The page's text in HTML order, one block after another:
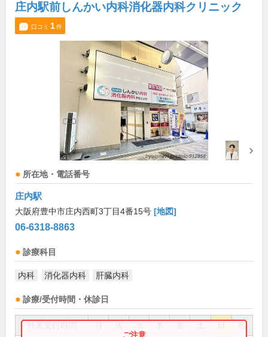
庄内駅前しんかい内科消化器内科クリニック
口コミ 1件
所在地・電話番号
庄内駅
大阪府豊中市庄内西町3丁目4番15号 [地図]
06-6318-8863
診療科目
内科 消化器内科 肝臓内科
診療/受付時間・休診日
祝